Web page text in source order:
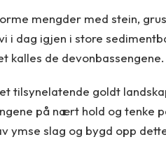
mengder med stein,
i dag igjen i store
kalles de devonbassengene.
tilsynelatende goldt
på nært hold og tenke
ymse slag og bygd opp